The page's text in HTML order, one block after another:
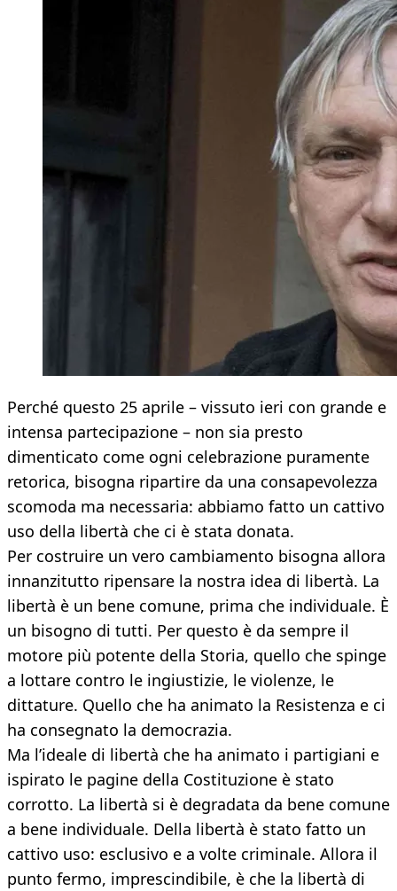
Perché questo 25 aprile – vissuto ieri con grande e
intensa partecipazione – non sia presto
dimenticato come ogni celebrazione puramente
retorica, bisogna ripartire da una consapevolezza
scomoda ma necessaria: abbiamo fatto un cattivo
uso della libertà che ci è stata donata.
Per costruire un vero cambiamento bisogna allora
innanzitutto ripensare la nostra idea di libertà. La
libertà è un bene comune, prima che individuale. È
un bisogno di tutti. Per questo è da sempre il
motore più potente della Storia, quello che spinge
a lottare contro le ingiustizie, le violenze, le
dittature. Quello che ha animato la Resistenza e ci
ha consegnato la democrazia.
Ma l’ideale di libertà che ha animato i partigiani e
ispirato le pagine della Costituzione è stato
corrotto. La libertà si è degradata da bene comune
a bene individuale. Della libertà è stato fatto un
cattivo uso: esclusivo e a volte criminale. Allora il
punto fermo, imprescindibile, è che la libertà di